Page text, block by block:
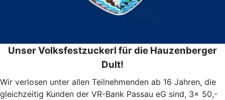
Unser Volksfestzuckerl für die Hauzenberger
Dult!
Wir verlosen unter allen Teilnehmenden ab 16 Jahren, die
gleichzeitig Kunden der VR-Bank Passau eG sind, 3x 50,-